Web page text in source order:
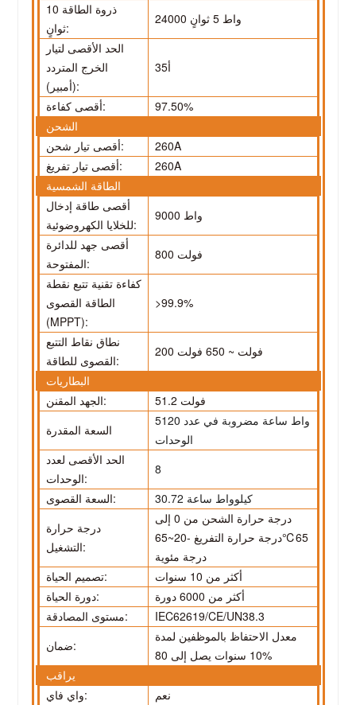
ذروة الطاقة 10
ثوانٍ:
24000 واط 5 ثوانٍ
الحد الأقصى لتيار
الخرج المتردد
(أمبير):
35أ
أقصى كفاءة:
97.50%
الشحن
أقصى تيار شحن:
260A
أقصى تيار تفريغ:
260A
الطاقة الشمسية
أقصى طاقة إدخال
للخلايا الكهروضوئية:
9000 واط
أقصى جهد للدائرة
المفتوحة:
800 فولت
كفاءة تقنية تتبع نقطة
الطاقة القصوى
(MPPT):
>99.9%
نطاق نقاط التتبع
القصوى للطاقة:
200 فولت ~ 650 فولت
البطاريات
الجهد المقنن:
51.2 فولت
السعة المقدرة
5120 واط ساعة مضروبة في عدد
الوحدات
الحد الأقصى لعدد
الوحدات:
8
السعة القصوى:
30.72 كيلوواط ساعة
درجة حرارة
التشغيل:
درجة حرارة الشحن من 0 إلى
65
℃
درجة حرارة التفريغ -20~65
درجة مئوية
تصميم الحياة:
أكثر من 10 سنوات
دورة الحياة:
أكثر من 6000 دورة
مستوى المصادقة:
IEC62619/CE/UN38.3
ضمان:
معدل الاحتفاظ بالموظفين لمدة
10 سنوات يصل إلى 80%
يراقب
واي فاي:
نعم